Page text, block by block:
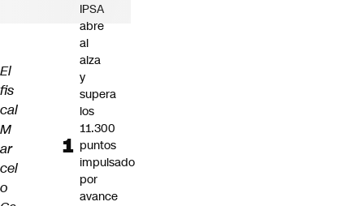
El
fis
cal
M
ar
cel
o
IPSA
abre
al
alza
y
supera
los
11.300
puntos
impulsado
por
avance